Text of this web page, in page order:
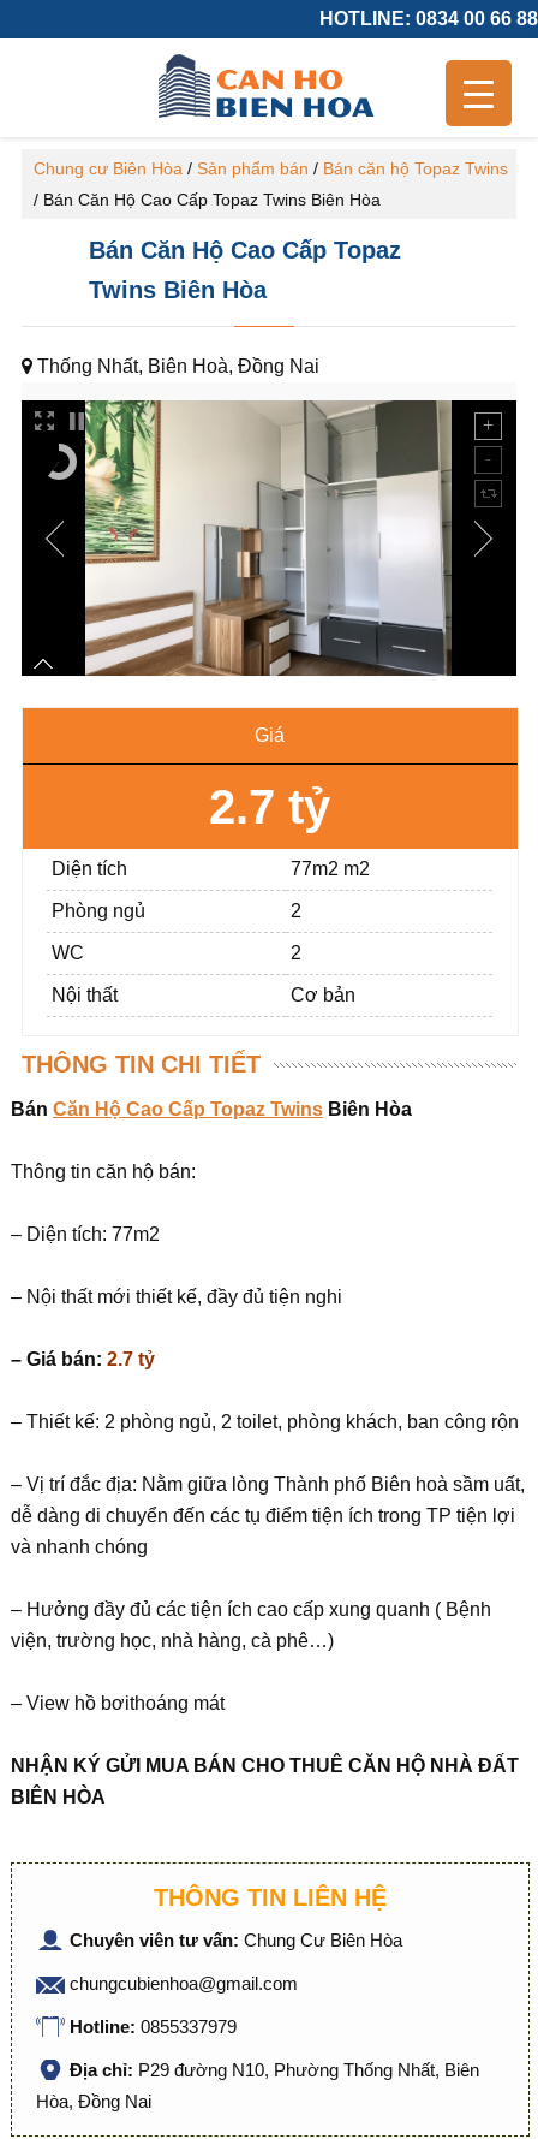
HOTLINE: 0834 00 66 88
Chung cư Biên Hòa / Sản phẩm bán / Bán căn hộ Topaz Twins
/ Bán Căn Hộ Cao Cấp Topaz Twins Biên Hòa
Bán Căn Hộ Cao Cấp Topaz
Twins Biên Hòa
Thống Nhất, Biên Hoà, Đồng Nai
Giá
2.7 tỷ
Diện tích 77m2 m2
Phòng ngủ 2
WC 2
Nội thất Cơ bản
THÔNG TIN CHI TIẾT
Bán Căn Hộ Cao Cấp Topaz TwinsBiên Hòa
Thông tin căn hộ bán:
– Diện tích: 77m2
– Nội thất mới thiết kế, đầy đủ tiện nghi
– Giá bán: 2.7 tỷ
– Thiết kế: 2 phòng ngủ, 2 toilet, phòng khách, ban công rộn
– Vị trí đắc địa: Nằm giữa lòng Thành phố Biên hoà sầm uất,
dễ dàng di chuyển đến các tụ điểm tiện ích trong TP tiện lợi
và nhanh chóng
– Hưởng đầy đủ các tiện ích cao cấp xung quanh ( Bệnh
viện, trường học, nhà hàng, cà phê…)
– View hồ bơithoáng mát
NHẬ N KÝ GỬI MUA BÁN CHO THUÊ CĂ N HỘNHÀ ĐẤT
BIÊN HÒA
THÔNG TIN LIÊN HỆ
Chuyên viên tư vấn: Chung Cư Biên Hòa
chungcubienhoa@gmail.com
Hotline: 0855337979
Địa chỉ: P29 đường N10, Phường Thống Nhất, Biên
Hòa, Đồng Nai